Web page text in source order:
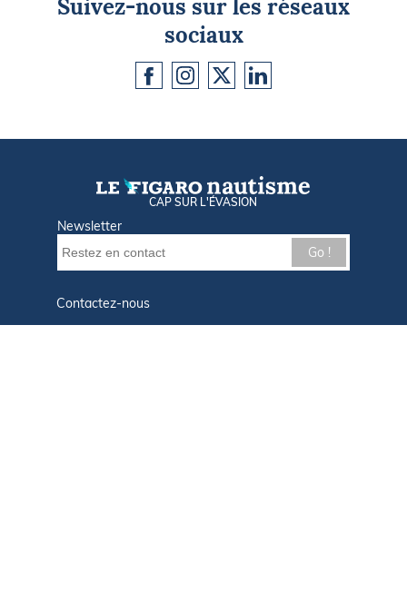
Suivez-nous sur les réseaux
sociaux
CAP SUR L'ÉVASION
Newsletter
Go !
Contactez-nous